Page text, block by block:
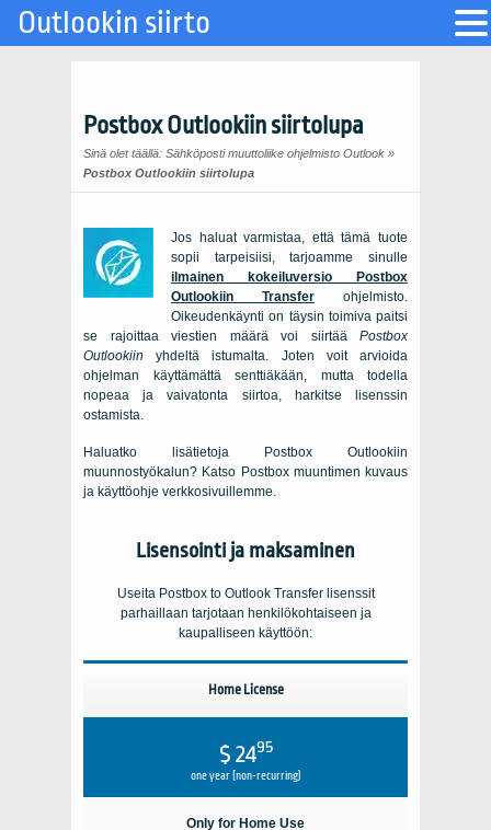
Postbox Outlookiin siirtolupa
Sinä olet täällä: Sähköposti muuttoliike ohjelmisto Outlook »
Postbox Outlookiin siirtolupa
Jos haluat varmistaa, että tämä tuote
sopii tarpeisiisi, tarjoamme sinulle
ilmainen kokeiluversio Postbox
Outlookiin Transfer ohjelmisto.
Oikeudenkäynti on täysin toimiva paitsi
se rajoittaa viestien määrä voi siirtää Postbox
Outlookiin yhdeltä istumalta. Joten voit arvioida
ohjelman käyttämättä senttiäkään, mutta todella
nopeaa ja vaivatonta siirtoa, harkitse lisenssin
ostamista.
Haluatko lisätietoja Postbox Outlookiin
muunnostyökalun? Katso Postbox muuntimen kuvaus
ja käyttöohje verkkosivuillemme.
Lisensointi ja maksaminen
Useita Postbox to Outlook Transferlisenssit
parhaillaan tarjotaan henkilökohtaiseen ja
kaupalliseen käyttöön:
Home License
$ 2495
one year (non-recurring)
Only for Home Use
Outlookin siirto